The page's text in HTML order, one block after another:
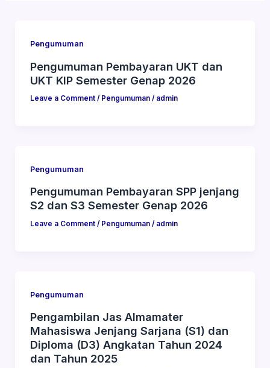
Pengumuman
Pengumuman Pembayaran UKT dan
UKT KIP Semester Genap 2026
Leave a Comment / Pengumuman/ admin
Pengumuman
Pengumuman Pembayaran SPP jenjang
S2 dan S3 Semester Genap 2026
Leave a Comment / Pengumuman/ admin
Pengumuman
Pengambilan Jas Almamater
Mahasiswa Jenjang Sarjana (S1) dan
Diploma (D3) Angkatan Tahun 2024
dan Tahun 2025